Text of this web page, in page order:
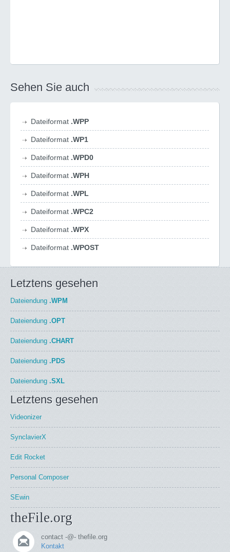
Sehen Sie auch
Dateiformat .WPP
Dateiformat .WP1
Dateiformat .WPD0
Dateiformat .WPH
Dateiformat .WPL
Dateiformat .WPC2
Dateiformat .WPX
Dateiformat .WPOST
Letztens gesehen
Dateiendung .WPM
Dateiendung .OPT
Dateiendung .CHART
Dateiendung .PDS
Dateiendung .SXL
Letztens gesehen
Videonizer
SynclavierX
Edit Rocket
Personal Composer
SEwin
theFile.org
contact -@- thefile.org
Kontakt